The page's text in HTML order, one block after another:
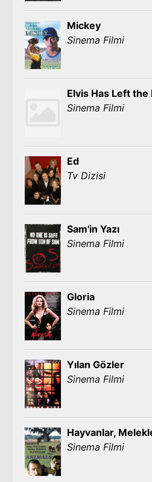
Mickey
Sinema Filmi
Elvis Has Left the
Sinema Filmi
Ed
Tv Dizisi
Sam'in Yazı
Sinema Filmi
Gloria
Sinema Filmi
Yılan Gözler
Sinema Filmi
Hayvanlar,
Sinema Filmi